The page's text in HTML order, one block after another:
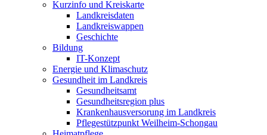
Kurzinfo und Kreiskarte
Landkreisdaten
Landkreiswappen
Geschichte
Bildung
IT-Konzept
Energie und Klimaschutz
Gesundheit im Landkreis
Gesundheitsamt
Gesundheitsregion plus
Krankenhausversorung im Landkreis
Pflegestützpunkt Weilheim-Schongau